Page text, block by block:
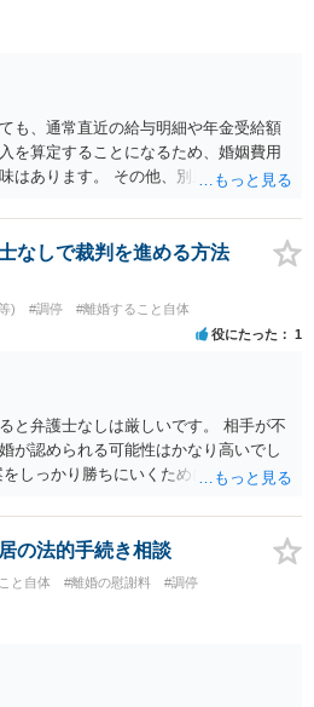
も、通常直近の給与明細や年金受給額
を算定することになるため、婚姻費用
はあります。 その他、別居の経緯、質
と思います。
なしで裁判を進める方法
) #調停 #離婚すること自体
役にたった 1
と弁護士なしは厳しいです。 相手が不
が認められる可能性はかなり高いでし
しっかり勝ちにいくためにも弁護士委
の法的手続き相談
と自体 #離婚の慰謝料
#調停